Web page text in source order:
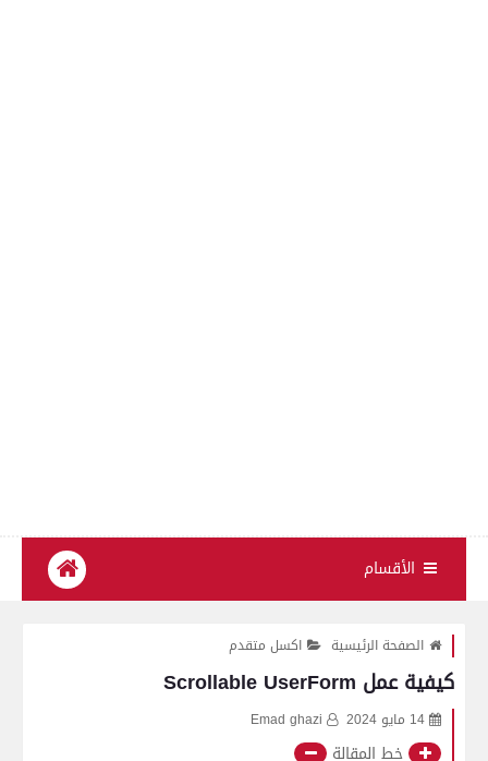
الأقسام
الصفحة الرئيسية اكسل متقدم
كيفية عمل Scrollable UserForm
14 مايو 2024 Emad ghazi
خط المقالة